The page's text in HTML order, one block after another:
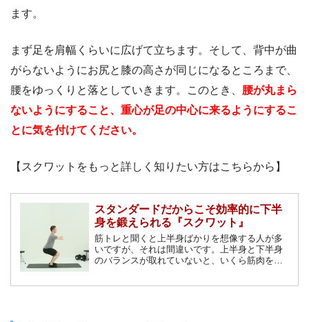
ます。
まず足を肩幅くらいに広げて立ちます。そして、背中が曲
がらないようにお尻と膝の高さが同じになるところまで、
腰をゆっくりと落としていきます。このとき、 腰が丸まら
ないようにすること、重心が足の中心に来るようにするこ
とに気を付けてください。
【スクワットをもっと詳しく知りたい方はこちらから】
スタンダードだからこそ効率的に下半
身を鍛えられる『スクワット』
筋トレと聞くと上半身ばかりを想像する人が多
いですが、それは間違いです。上半身と下半身
のバランスが取れていないと、いくら筋肉を大